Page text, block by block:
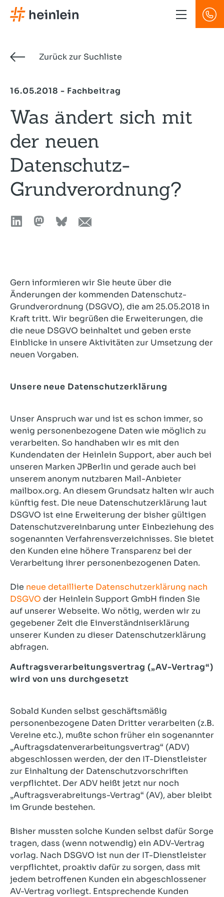
Direkt
zum
Zurück zur Suchliste
16.05.2018 - Fachbeitrag
Was ändert sich mit
der neuen
Datenschutz-
Grundverordnung?
Gern informieren wir Sie heute über die
Änderungen der kommenden Datenschutz-
Grundverordnung (DSGVO), die am 25.05.2018 in
Kraft tritt. Wir begrüßen die Erweiterungen, die
die neue DSGVO beinhaltet und geben erste
Einblicke in unsere Aktivitäten zur Umsetzung der
neuen Vorgaben.
Unsere neue Datenschutzerklärung
Unser Anspruch war und ist es schon immer, so
wenig personenbezogene Daten wie möglich zu
verarbeiten. So handhaben wir es mit den
Kundendaten der Heinlein Support, aber auch bei
unseren Marken JPBerlin und gerade auch bei
unserem anonym nutzbaren Mail-Anbieter
mailbox.org. An diesem Grundsatz halten wir auch
künftig fest. Die neue Datenschutzerklärung laut
DSGVO ist eine Erweiterung der bisher gültigen
Datenschutzvereinbarung unter Einbeziehung des
sogenannten Verfahrensverzeichnisses. Sie bietet
den Kunden eine höhere Transparenz bei der
Verarbeitung ihrer personenbezogenen Daten.
Die neue detaillierte Datenschutzerklärung nach
DSGVO der Heinlein Support GmbH finden Sie
auf unserer Webseite. Wo nötig, werden wir zu
gegebener Zeit die Einverständniserklärung
unserer Kunden zu dieser Datenschutzerklärung
abfragen.
Auftragsverarbeitungsvertrag („AV-Vertrag“)
wird von uns durchgesetzt
Sobald Kunden selbst geschäftsmäßig
personenbezogene Daten Dritter verarbeiten (z.B.
Vereine etc.), mußte schon früher ein sogenannter
„Auftragsdatenverarbeitungsvertrag“ (ADV)
abgeschlossen werden, der den IT-Dienstleister
zur Einhaltung der Datenschutzvorschriften
verpflichtet. Der ADV heißt jetzt nur noch
„Auftragsverabreitungs-Vertrag“ (AV), aber bleibt
im Grunde bestehen.
Bisher mussten solche Kunden selbst dafür Sorge
tragen, dass (wenn notwendig) ein ADV-Vertrag
vorlag. Nach DSGVO ist nun der IT-Dienstleister
verpflichtet, proaktiv dafür zu sorgen, dass mit
jedem betroffenen Kunden ein abgeschlossener
AV-Vertrag vorliegt. Entsprechende Kunden